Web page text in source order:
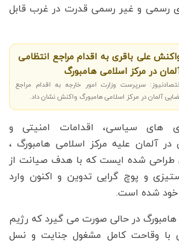
رسمی و غیر رسمی قدرت در غرب قابل
علی باقری به اقدام مراجع انتظامی
در مرکز اسلامی هامبورگ
سرپرست وزارت امور خارجه به اقدام مراجع
آلمان در مرکز اسلامی هامبورگ واکنش نشان داد.
های سیاسی، اقدامات امنیتی و
در آلمان علیه مرکز اسلامی هامبورگ ،
طراحی شده ایست که با هدف صیانت از
و پوچ گرایی تدوین و اکنون وارد
خود شده است.
هامبورگ در حالی صورت می گیرد که رژیم
با وقاحت کامل مشغول جنایت و نسل